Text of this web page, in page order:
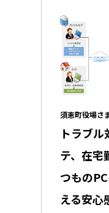
須恵町役場さ
トラブ
テ、在宅
つもの
える安心